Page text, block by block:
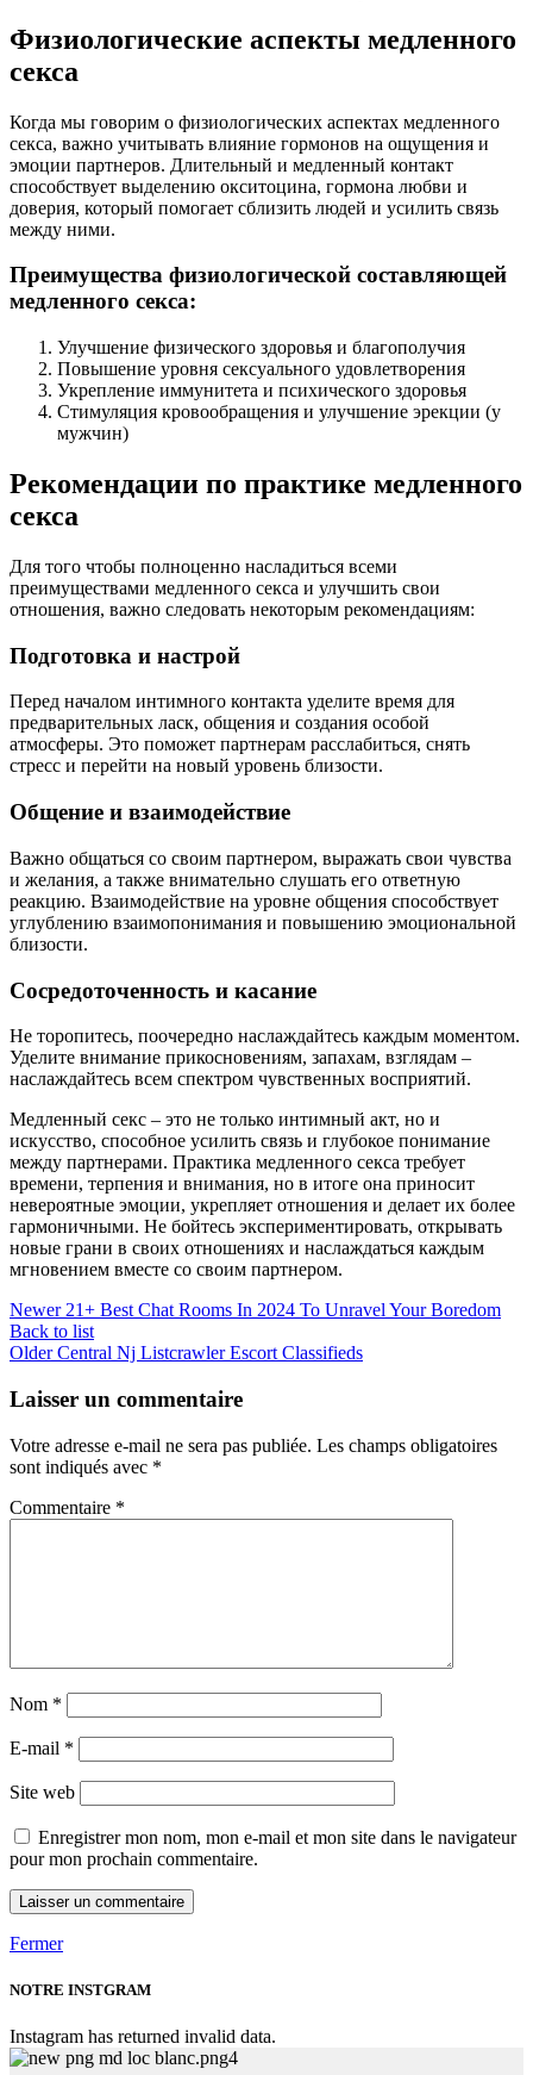
Физиологические аспекты медленного
секса
Когда мы говорим о физиологических аспектах медленного
секса, важно учитывать влияние гормонов на ощущения и
эмоции партнеров. Длительный и медленный контакт
способствует выделению окситоцина, гормона любви и
доверия, который помогает сблизить людей и усилить связь
между ними.
Преимущества физиологической составляющей
медленного секса:
Улучшение физического здоровья и благополучия
Повышение уровня сексуального удовлетворения
Укрепление иммунитета и психического здоровья
Стимуляция кровообращения и улучшение эрекции (у
мужчин)
Рекомендации по практике медленного
секса
Для того чтобы полноценно насладиться всеми
преимуществами медленного секса и улучшить свои
отношения, важно следовать некоторым рекомендациям:
Подготовка и настрой
Перед началом интимного контакта уделите время для
предварительных ласк, общения и создания особой
атмосферы. Это поможет партнерам расслабиться, снять
стресс и перейти на новый уровень близости.
Общение и взаимодействие
Важно общаться со своим партнером, выражать свои чувства
и желания, а также внимательно слушать его ответную
реакцию. Взаимодействие на уровне общения способствует
углублению взаимопонимания и повышению эмоциональной
близости.
Сосредоточенность и касание
Не торопитесь, поочередно наслаждайтесь каждым моментом.
Уделите внимание прикосновениям, запахам, взглядам –
наслаждайтесь всем спектром чувственных восприятий.
Медленный секс – это не только интимный акт, но и
искусство, способное усилить связь и глубокое понимание
между партнерами. Практика медленного секса требует
времени, терпения и внимания, но в итоге она приносит
невероятные эмоции, укрепляет отношения и делает их более
гармоничными. Не бойтесь экспериментировать, открывать
новые грани в своих отношениях и наслаждаться каждым
мгновением вместе со своим партнером.
Newer 21+ Best Chat Rooms In 2024 To Unravel Your Boredom
Back to list
Older Central Nj Listcrawler Escort Classifieds
Laisser un commentaire
Votre adresse e-mail ne sera pas publiée. Les champs obligatoires
sont indiqués avec *
Commentaire *
Nom *
E-mail *
Site web
Enregistrer mon nom, mon e-mail et mon site dans le navigateur
pour mon prochain commentaire.
Fermer
NOTRE INSTGRAM
Instagram has returned invalid data.